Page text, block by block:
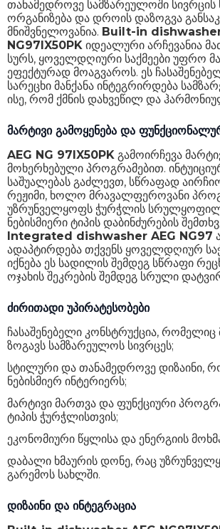
ინტენსიური რეჟიმი
სწრაფი რეცხვა
ექსტრა ჰიგიენა
რეცხვის ეფექტურობის კლასი
ზომები
წონა
გარანტია
თანამედროვე სამზარეულოში
ორგანიზება და დროის დაზოგვა
მნიშვნელოვანია. Built-in
NG97IX50PK იდეალური არჩევანია
სურს, ყოველდღიური საქმეები უფრო
ეფექტურად მოაგვაროს. ეს
სარეცხი მანქანა ინტეგრირდება
ისე, რომ ქმნის დახვეწილ და
მარტივი გამოყენება და
AEG NG 97IX50PK გამოირჩევა
მოხერხებული პროგრამებით.
საშუალებას გაძლევთ, სწრაფად
რეჟიმი, ხოლო მრავალფეროვანი
უზრუნველყოფს ჭურჭლის სრულყოფილ
ნებისმიერი ტიპის დაბინძურების
Integrated dishwasher AEG NG97
ადაპტირდება თქვენს ყოველდღიურ
იქნება ეს სადილის შემდეგ სწრაფი
ოჯახის შეკრების შემდეგ სრული
ძირითადი უპირატესობები
ჩასაშენებელი კონსტრუქცია,
ზოგავს სამზარეულოს სივრცეს;
სტილური და თანამედროვე დიზაინი,
ნებისმიერ ინტერიერს;
მარტივი მართვა და ფუნქციური
ტიპის ჭურჭლისთვის;
ეკონომიური წყლისა და ენერგიის
დაბალი ხმაურის დონე, რაც
გარემოს სახლში.
დიზაინი და ინტეგრაცია